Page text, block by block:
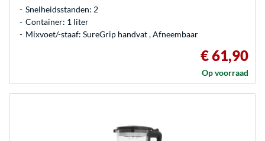
Snelheidsstanden: 2
Container: 1 liter
Mixvoet/-staaf: SureGrip handvat , Afneembaar
€ 61,90
Op voorraad